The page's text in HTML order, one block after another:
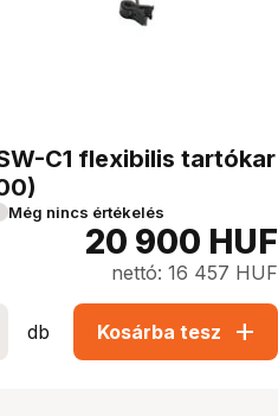
C1 flexibilis tartókar
Még nincs értékelés
20 900 HUF
nettó: 16 457 HUF
db Kosárba tesz add